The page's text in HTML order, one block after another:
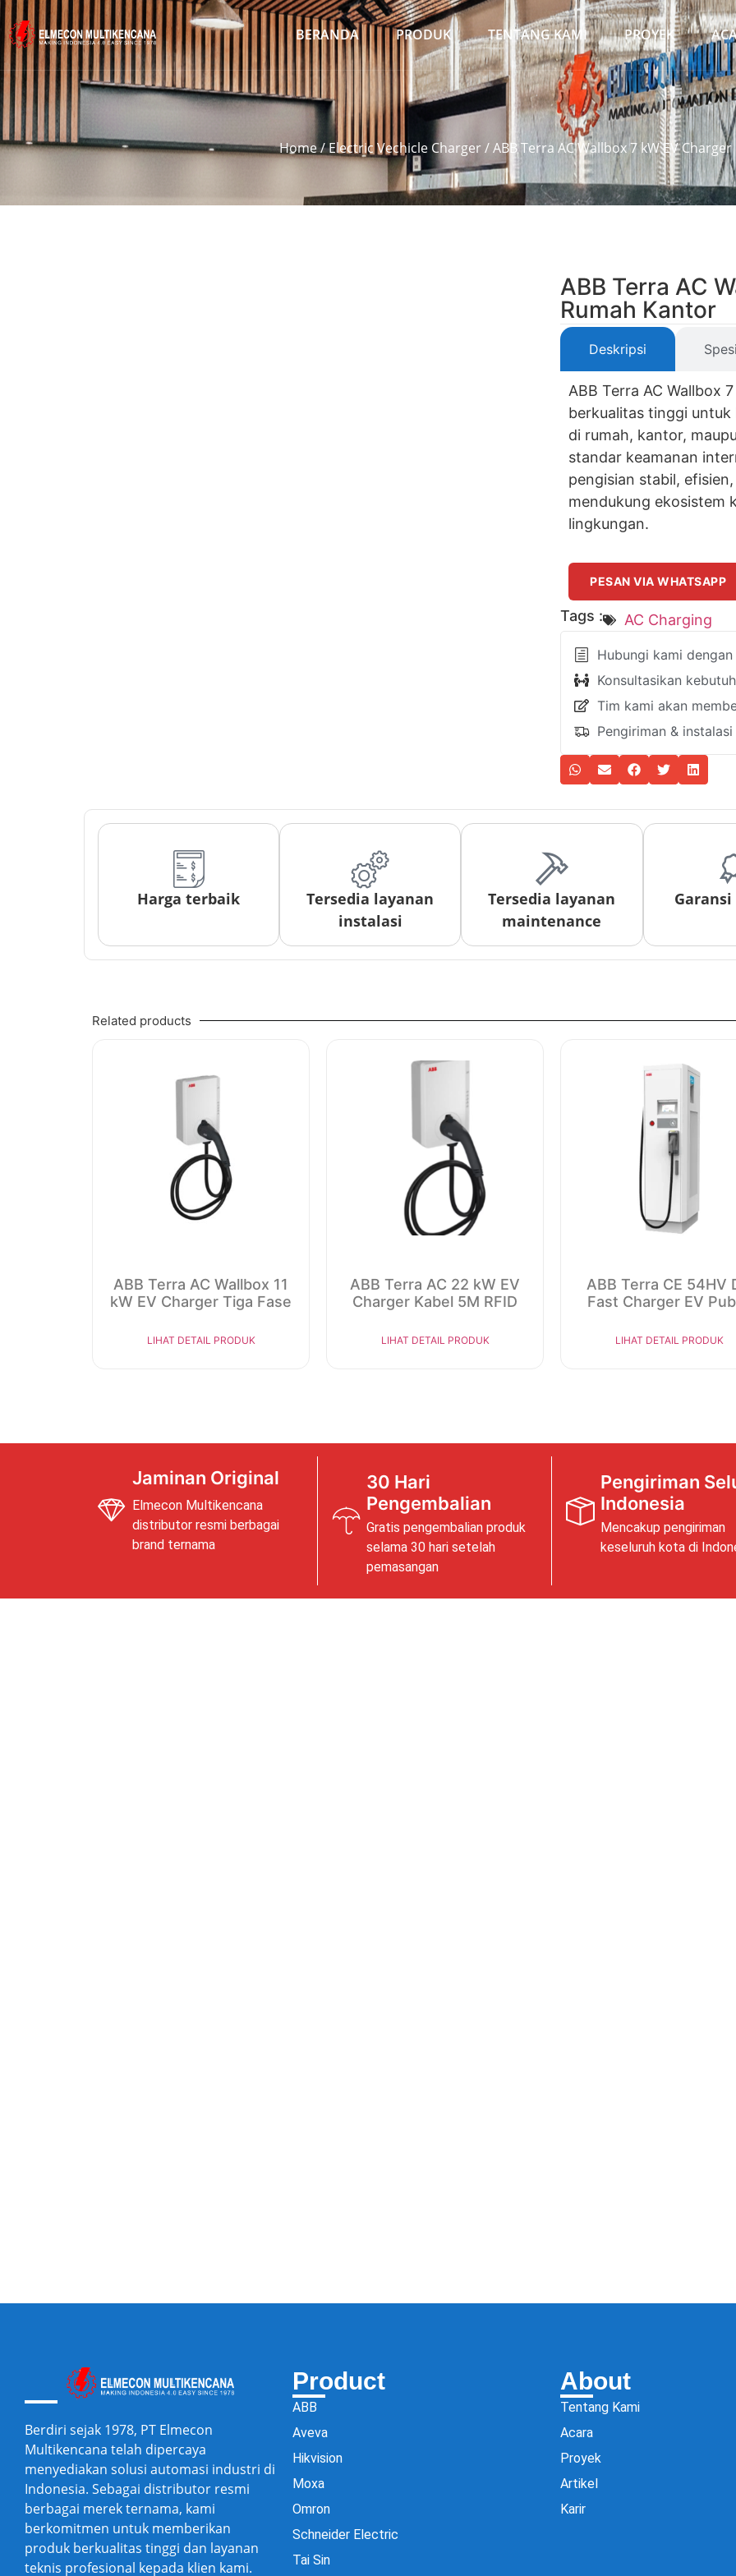
BERANDA PRODUK TENTANG KAMI PROYEK
Home/Electric Vechicle Charger/ ABB Terra AC Wallbox 7 kW EV
ABB Terra AC
Rumah Kantor
Deskripsi
ABB Terra AC Wallbox
berkualitas tinggi
di rumah, kantor,
standar keamanan
pengisian stabil,
mendukung ekosistem
lingkungan.
PESAN VIA WHATSAPP
Tags :
AC Charging
Hubungi kami
Konsultasikan
Tim kami akan
Pengiriman &
Harga terbaik
Tersedia layanan
instalasi
Tersedia layanan
maintenance
Related products
ABB Terra AC Wallbox 11
kW EV Charger Tiga Fase
LIHAT DETAIL PRODUK
ABB Terra AC 22 kW EV
Charger Kabel 5M RFID
LIHAT DETAIL PRODUK
ABB Terra CE 54HV
Fast Charger EV
LIHAT DETAIL PRODUK
Jaminan Original
Elmecon Multikencana
distributor resmi berbagai
brand ternama
30 Hari
Pengembalian
Gratis pengembalian produk
selama 30 hari setelah
pemasangan
Pengiriman
Indonesia
Mencakup pengiriman
keseluruh kota di
Berdiri sejak 1978, PT Elmecon
Multikencana telah dipercaya
menyediakan solusi automasi industri di
Indonesia. Sebagai distributor resmi
berbagai merek ternama, kami
berkomitmen untuk memberikan
produk berkualitas tinggi dan layanan
teknis profesional kepada klien kami.
Product
ABB
Aveva
Hikvision
Moxa
Omron
Schneider Electric
Tai Sin
About
Tentang Kami
Acara
Proyek
Artikel
Karir